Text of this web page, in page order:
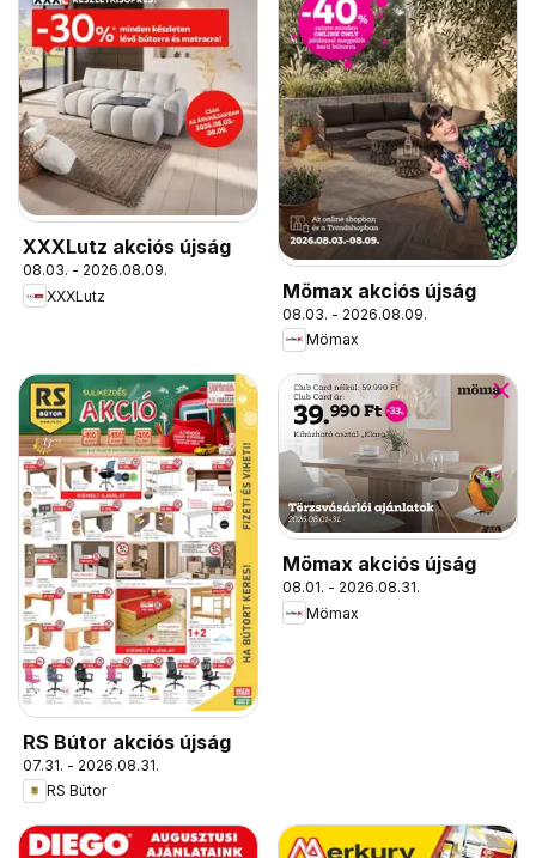
XXXLutz akciós újság
08.03. - 2026.08.09.
XXXLutz
Mömax akciós újság
08.03. - 2026.08.09.
Mömax
RS Bútor akciós újság
07.31. - 2026.08.31.
RS Bútor
Mömax akciós újság
08.01. - 2026.08.31.
Mömax